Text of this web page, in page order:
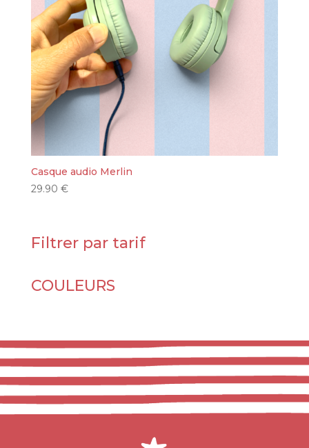
Casque audio Merlin
29.90 €
Filtrer par tarif
COULEURS